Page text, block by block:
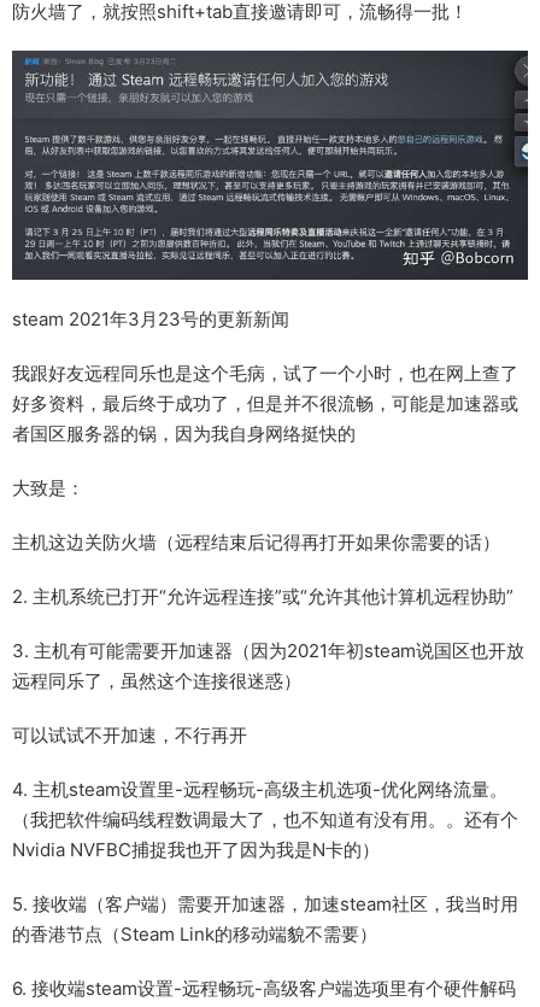
防火墙了，就按照shift+tab直接邀请即可，流畅得一批！
steam 2021年3月23号的更新新闻
我跟好友远程同乐也是这个毛病，试了一个小时，也在网上查了
好多资料，最后终于成功了，但是并不很流畅，可能是加速器或
者国区服务器的锅，因为我自身网络挺快的
大致是：
主机这边关防火墙（远程结束后记得再打开如果你需要的话）
2. 主机系统已打开“允许远程连接”或“允许其他计算机远程协助”
3. 主机有可能需要开加速器（因为2021年初steam说国区也开放
远程同乐了，虽然这个连接很迷惑）
可以试试不开加速，不行再开
4. 主机steam设置里-远程畅玩-高级主机选项-优化网络流量。
（我把软件编码线程数调最大了，也不知道有没有用。。还有个
Nvidia NVFBC捕捉我也开了因为我是N卡的）
5. 接收端（客户端）需要开加速器，加速steam社区，我当时用
的香港节点（Steam Link的移动端貌不需要）
6. 接收端steam设置-远程畅玩-高级客户端选项里有个硬件解码